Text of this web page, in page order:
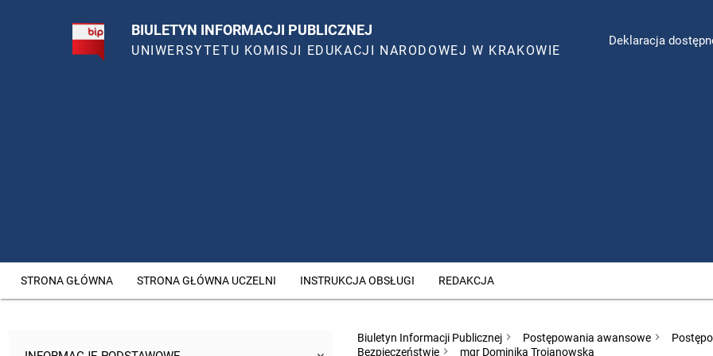
BIULETYN INFORMACJI PUBLICZNEJ
UNIWERSYTETU KOMISJI EDUKACJI NARODOWEJ W KRAKOWIE
Deklaracja
STRONA GŁÓWNA STRONA GŁÓWNA UCZELNI INSTRUKCJA OBSŁUGI REDAKCJA
Biuletyn Informacji Publicznej Postępowania awansowe
Bezpieczeństwie
mgr Dominika Trojanowska